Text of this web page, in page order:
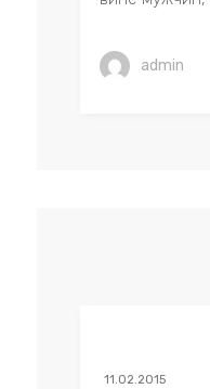
admin
11.02.2015